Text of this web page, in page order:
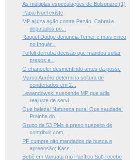
As múltiplas especulações de Bolsonaro (1)
Papai Noel existe
MP ajuiza ação contra Pezão, Cabral e
deputados po...
Raquel Dodge denuncia Temer e mais cinco
no Inquér...
Toffoli derruba decisão que mandou soltar
presos e...
O chanceler desmentindo antes da posse
Marco Aurélio determina soltura de
condenados em 2...
Lewandowski suspende MP que adia
reajuste de servi...
Que beleza! Natureza pura! Que saudade!
Prainha do...
Grupo de 53 PMs é preso suspeito de
contribuir com...
PF cumpre oito mandados de busca e
apreensão; Kass...
Bebê em Vanuatu (no Pacífico Sul) recebe